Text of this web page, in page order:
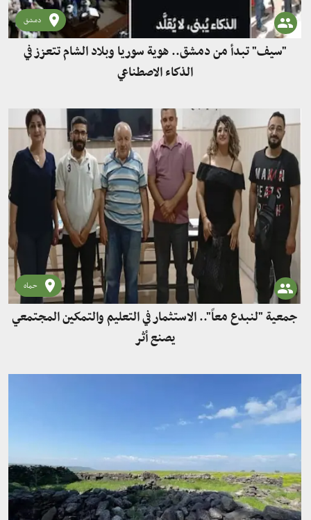
دمشق
"سيف" تبدأ من دمشق.. هوية سوريا وبلاد الشام تتعزز في
الذكاء الاصطناعي
حماه
جمعية "لنبدع معاً".. الاستثمار في التعليم والتمكين المجتمعي
يصنع أثر